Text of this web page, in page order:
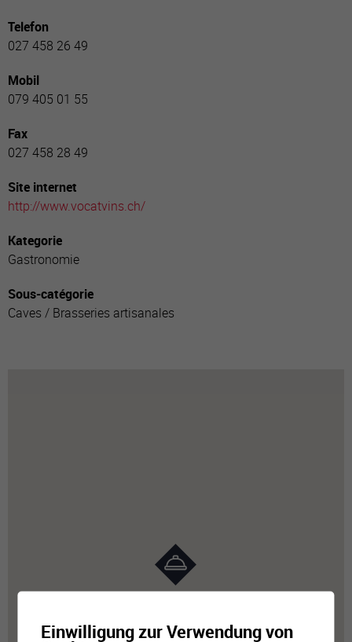
Telefon
027 458 26 49
Mobil
079 405 01 55
Fax
027 458 28 49
Site internet
http://www.vocatvins.ch/
Kategorie
Gastronomie
Sous-catégorie
Caves / Brasseries artisanales
Einwilligung zur Verwendung von